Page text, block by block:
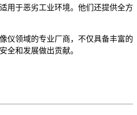
用于恶劣工业环境。他们还提供全方
仪领域的专业厂商，不仅具备丰富的
全和发展做出贡献。